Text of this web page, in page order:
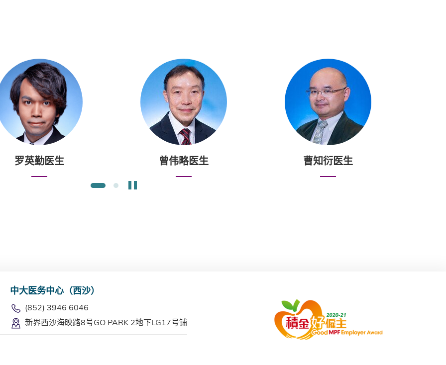
罗英勤医生 曾伟略医生 曹知衍医生
1 2
中大医务中心（西沙）
(852) 3946 6046
新界西沙海映路8号GO PARK 2地下LG17号铺